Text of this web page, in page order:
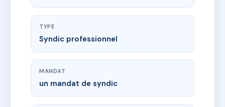
TYPE
Syndic professionnel
MANDAT
un mandat de syndic